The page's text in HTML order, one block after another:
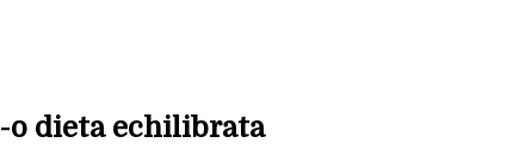
o dieta echilibrata